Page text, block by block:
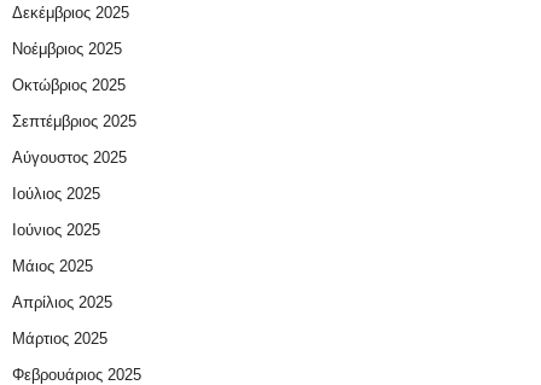
Δεκέμβριος 2025
Νοέμβριος 2025
Οκτώβριος 2025
Σεπτέμβριος 2025
Αύγουστος 2025
Ιούλιος 2025
Ιούνιος 2025
Μάιος 2025
Απρίλιος 2025
Μάρτιος 2025
Φεβρουάριος 2025